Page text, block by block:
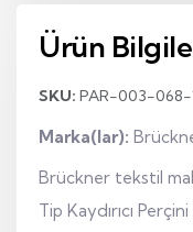
Ürün
SKU: PAR-003-068-
Marka(lar):
Brückner tekstil
Tip Kaydırıcı